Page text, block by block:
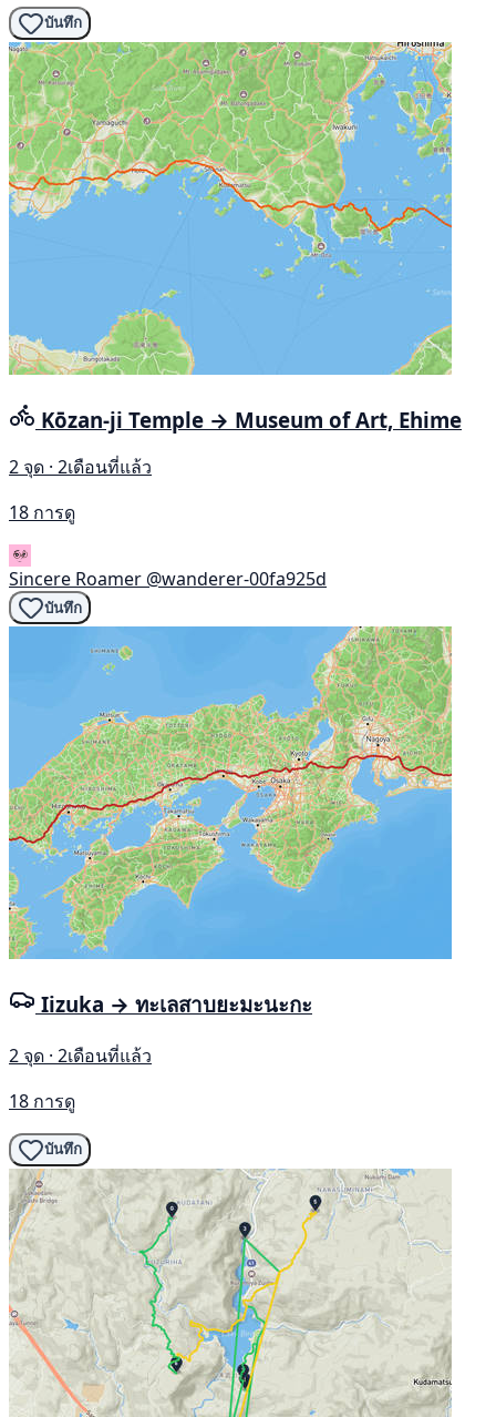
บันทึก
Kōzan-ji Temple → Museum of Art, Ehime
2 จุด · 2เดือนที่แล้ว
18 การดู
Sincere Roamer @wanderer-00fa925d
บันทึก
Iizuka → ทะเลสาบยะมะนะกะ
2 จุด · 2เดือนที่แล้ว
18 การดู
บันทึก